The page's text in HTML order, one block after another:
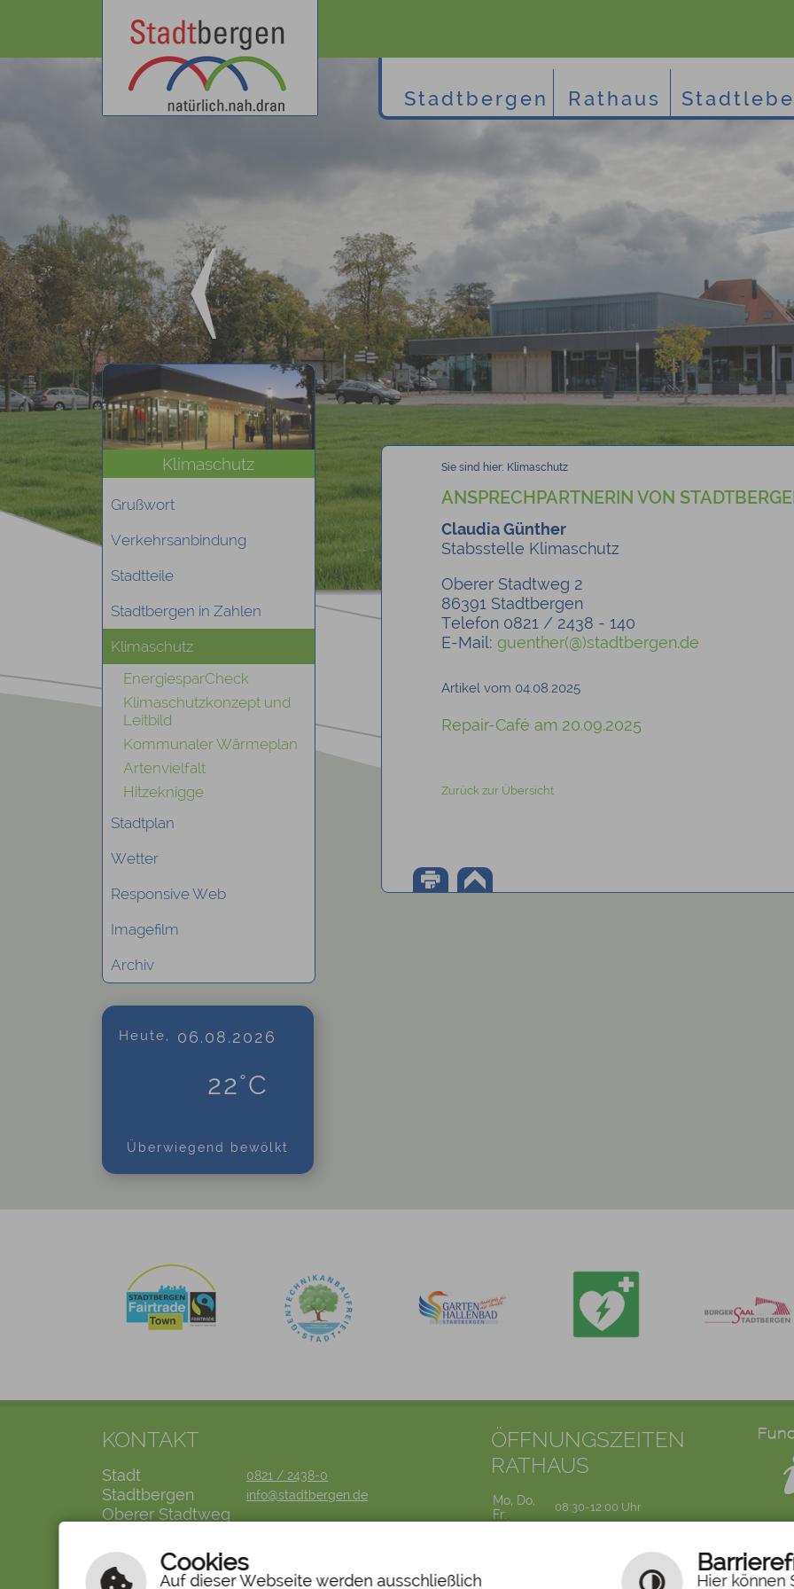
Stadtbergen Rathaus
Klimaschutz
Grußwort
Verkehrsanbindung
Stadtteile
Stadtbergen in Zahlen
Klimaschutz
EnergiesparCheck
Klimaschutzkonzept und
Leitbild
Kommunaler Wärmeplan
Artenvielfalt
Hitzeknigge
Stadtplan
Wetter
Responsive Web
Imagefilm
Archiv
Heute, 06.08.2026
22°C
Überwiegend bewölkt
Sie sind hier: Klimaschutz
ANSPRECHPARTNERIN VON
Claudia Günther
Stabsstelle Klimaschutz
Oberer Stadtweg 2
86391 Stadtbergen
Telefon 0821 / 2438 - 140
E-Mail:guenther(@)stadtbergen.de
Artikel vom 04.08.2025
Repair-Café am 20.09.2025
Zurück zur Übersicht
KONTAKT
Stadt
Stadtbergen
Oberer Stadtweg
86391
Stadtbergen
0821 / 2438-0
info@stadtbergen.de
ÖFFNUNGSZEITEN
RATHAUS
Mo, Do,
Fr:
08:30-12:00 Uhr
Cookies
Auf dieser Webseite werden ausschließlich Hier können